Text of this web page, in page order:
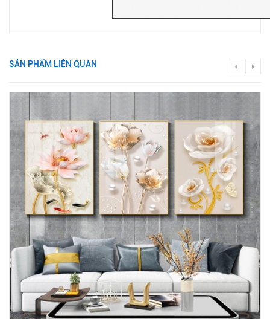
SẢN PHẨM LIÊN QUAN